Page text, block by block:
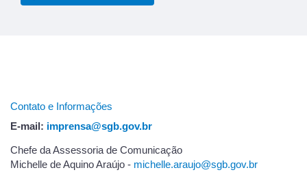
Contato e Informações
E-mail: imprensa@sgb.gov.br
Chefe da Assessoria de Comunicação
Michelle de Aquino Araújo - michelle.araujo@sgb.gov.br